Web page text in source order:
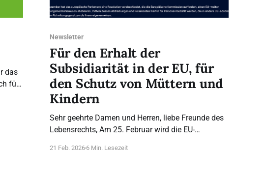
das
Newsletter
Für den Erhalt der
Subsidiarität in der EU, für
den Schutz von Müttern und
Kindern
Sehr geehrte Damen und Herren, liebe Freunde des
Lebensrechts, Am 25. Februar wird die EU-
„My Voice, My Choice“ (MVMC) entscheiden. Diese
21 Feb. 20266 Min. Lesezeit